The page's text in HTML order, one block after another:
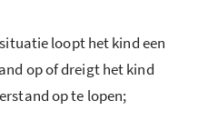
loopt het kind een
op of dreigt het kind
op te lopen;